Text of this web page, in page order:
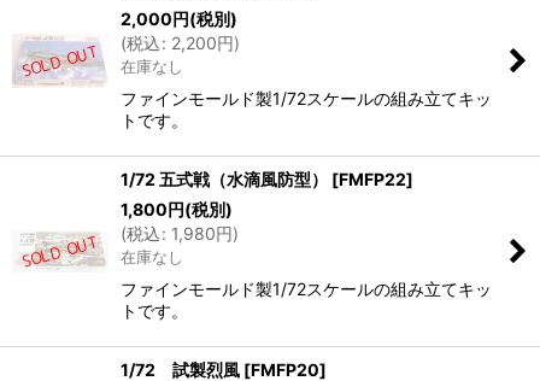
2,000円(税別)
(税込: 2,200円)
在庫なし
ファインモールド製1/72スケールの組み立てキッ
トです。
1/72 五式戦（水滴風防型） [FMFP22]
1,800円(税別)
(税込: 1,980円)
在庫なし
ファインモールド製1/72スケールの組み立てキッ
トです。
1/72 試製烈風 [FMFP20]